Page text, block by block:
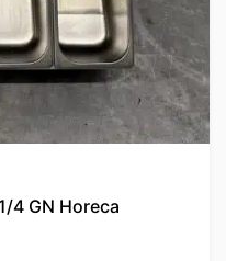
4 GN Horeca